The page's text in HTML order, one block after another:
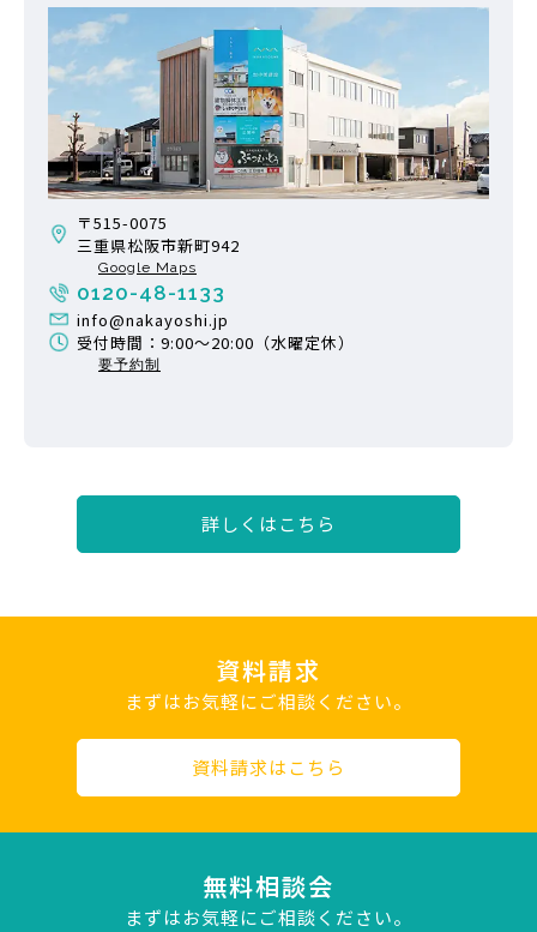
〒515-0075
三重県松阪市新町942
Google Maps
0120-48-1133
info@nakayoshi.jp
受付時間：9:00〜20:00（水曜定休）
要予約制
詳しくはこちら
資料請求
まずはお気軽にご相談ください。
資料請求はこちら
無料相談会
まずはお気軽にご相談ください。